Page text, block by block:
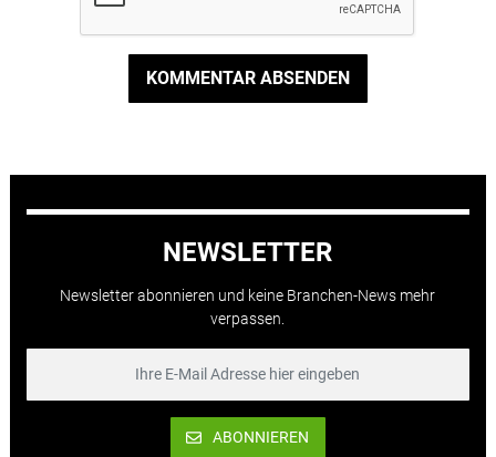
KOMMENTAR ABSENDEN
NEWSLETTER
Newsletter abonnieren und keine Branchen-News mehr
verpassen.
ABONNIEREN